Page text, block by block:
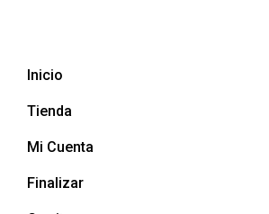
Inicio
Tienda
Mi Cuenta
Finalizar